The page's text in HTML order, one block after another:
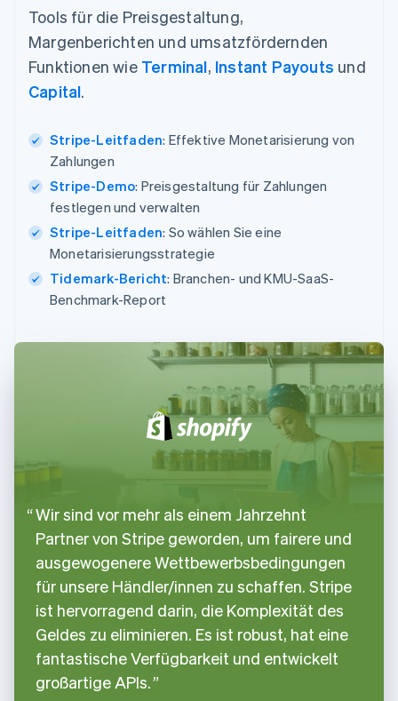
Tools für die Preisgestaltung,
Margenberichten und umsatzfördernden
Funktionen wie Terminal, Instant Payouts und
Capital.
Stripe-Leitfaden: Effektive Monetarisierung von
Zahlungen
Stripe-Demo: Preisgestaltung für Zahlungen
festlegen und verwalten
Stripe-Leitfaden: So wählen Sie eine
Monetarisierungsstrategie
Tidemark-Bericht: Branchen- und KMU-SaaS-
Benchmark-Report
Wir sind vor mehr als einem Jahrzehnt
Partner von Stripe geworden, um fairere und
ausgewogenere Wettbewerbsbedingungen
für unsere Händler/innen zu schaffen. Stripe
ist hervorragend darin, die Komplexität des
Geldes zu eliminieren. Es ist robust, hat eine
fantastische Verfügbarkeit und entwickelt
großartige APIs.